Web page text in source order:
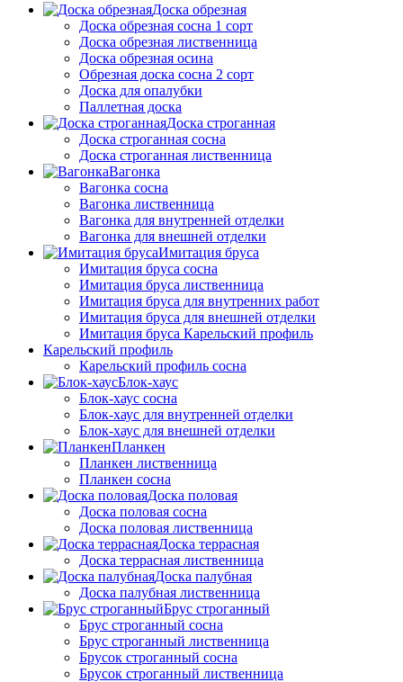
Доска обрезная
Доска обрезная сосна 1 сорт
Доска обрезная лиственница
Доска обрезная осина
Обрезная доска сосна 2 сорт
Доска для опалубки
Паллетная доска
Доска строганная
Доска строганная сосна
Доска строганная лиственница
Вагонка
Вагонка сосна
Вагонка лиственница
Вагонка для внутренней отделки
Вагонка для внешней отделки
Имитация бруса
Имитация бруса сосна
Имитация бруса лиственница
Имитация бруса для внутренних работ
Имитация бруса для внешней отделки
Имитация бруса Карельский профиль
Карельский профиль
Карельский профиль сосна
Блок-хаус
Блок-хаус сосна
Блок-хаус для внутренней отделки
Блок-хаус для внешней отделки
Планкен
Планкен лиственница
Планкен сосна
Доска половая
Доска половая сосна
Доска половая лиственница
Доска террасная
Доска террасная лиственница
Доска палубная
Доска палубная лиственница
Брус строганный
Брус строганный сосна
Брус строганный лиственница
Брусок строганный сосна
Брусок строганный лиственница